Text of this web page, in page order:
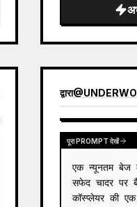
name=\"le…
द्वारा@
पूरा PROMPT देखें
एक न्यूनतम बेज
सफेद चादर पर
कॉस्प्लेयर की एक